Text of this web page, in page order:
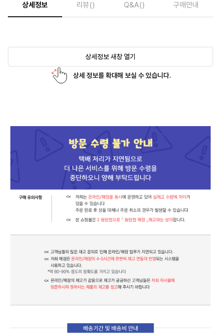
상세정보 리뷰() Q&A() 구매안내
상세정보 새창 열기
상세 정보를 확대해 보실 수 있습니다.